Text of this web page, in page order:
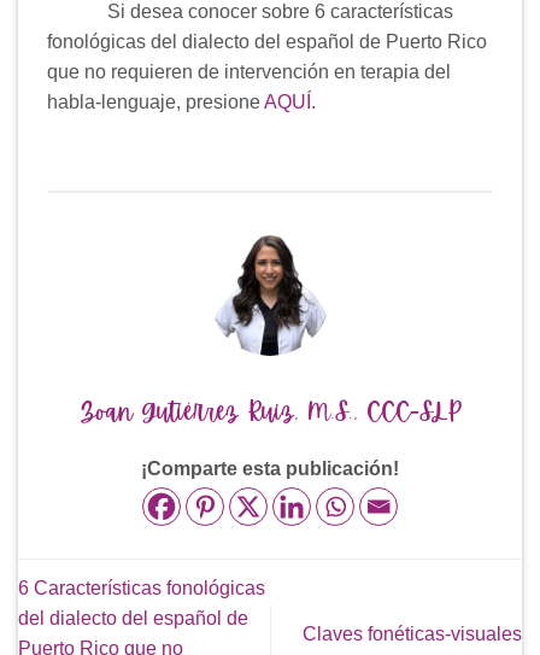
Si desea conocer sobre 6 características
fonológicas del dialecto del español de Puerto Rico
que no requieren de intervención en terapia del
habla-lenguaje, presioneAQUÍ .
Zoan Gutiérrez Ruiz, M.S., CCC-SLP
¡Comparte esta publicación!
6 Características fonológicas
del dialecto del español de
Puerto Rico que no
Claves fonéticas-visuales